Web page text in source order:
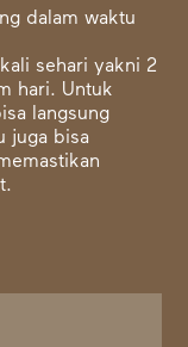
dalam waktu
sehari yakni 2
hari. Untuk
langsung
juga bisa